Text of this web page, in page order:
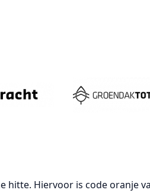
hitte. Hiervoor is code oranje